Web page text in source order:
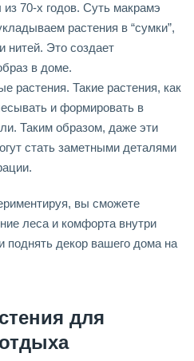
70-х годов. Суть макрамэ
растения в “сумки”,
нитей. Это создает
в доме.
растения. Такие растения, как
и формировать в
Таким образом, даже эти
стать заметными деталями
вы сможете
леса и комфорта внутри
поднять декор вашего дома на
для